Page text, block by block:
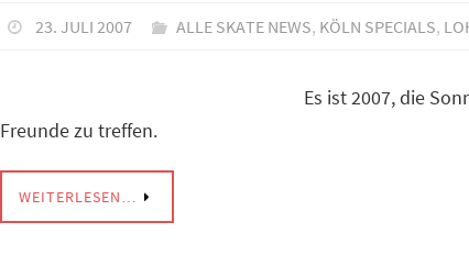
23. JULI 2007 ALLE SKATE NEWS, KÖLN SPECIALS,
Es ist 2007, die
Freunde zu treffen.
WEITERLESEN…